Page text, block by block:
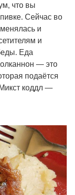
что вы
Сейчас во
и
и
Еда
— это
подаётся
коддл —